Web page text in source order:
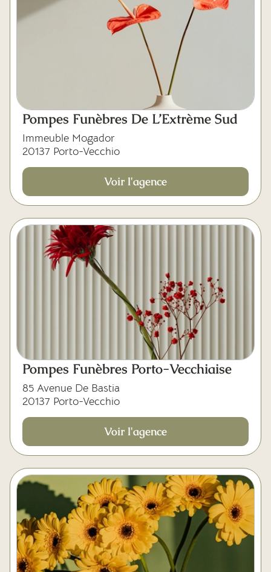
Pompes Funèbres De L’Extrème Sud
Immeuble Mogador
20137 Porto-Vecchio
Voir l'agence
Pompes Funèbres Porto-Vecchiaise
85 Avenue De Bastia
20137 Porto-Vecchio
Voir l'agence